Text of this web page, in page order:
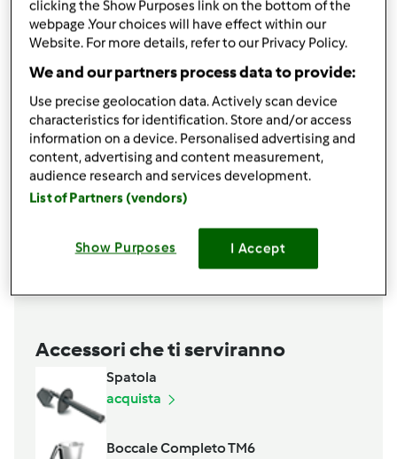
Ingredienti
torta allo yogurt
1vasettoyogurt naturale
3uova,intere
1bicchierezucchero
2bicchierifarina 00
grammi
Burro o margarina
Aggiungi alla lista della spesa
Accessori che ti serviranno
Spatola
acquista
Boccale Completo TM6
clicking the Show Purposes link on the bottom of the
webpage .Your choices will have effect within our
Website. For more details, refer to our Privacy Policy.
We and our partners process data to provide:
Use precise geolocation data. Actively scan device
characteristics for identification. Store and/or access
information on a device. Personalised advertising and
content, advertising and content measurement,
audience research and services development.
List of Partners (vendors)
Show Purposes I Accept